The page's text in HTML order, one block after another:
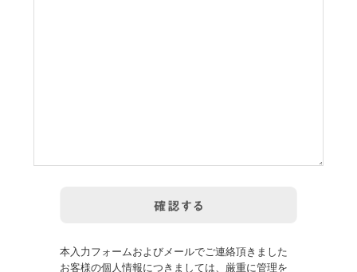
本入力フォームおよびメールでご連絡頂きました
お客様の個人情報につきましては、厳重に管理を